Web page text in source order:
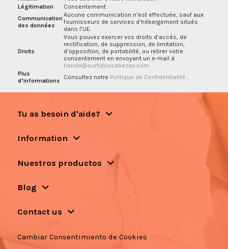
Légitimation
Consentement
Communication
des données
Aucune communication n’est effectuée, sauf aux
fournisseurs de services d’hébergement situés
dans l’UE.
Droits
Vous pouvez exercer vos droits d’accès, de
rectification, de suppression, de limitation,
d’opposition, de portabilité, ou retirer votre
consentement en envoyant un e-mail à
tienda@curtidoscabezas.com
Plus
d’informations
Consultez notre Politique de Confidentialité
Tu as besoin d'aide?
Information
Nuestros productos
Blog
Contact us
Cambiar Consentimiento de Cookies